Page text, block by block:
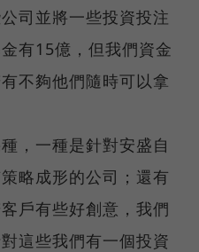
司並將一些投資投注
有15億，但我們資金
不夠他們隨時可以拿
，一種是針對安盛自
略成形的公司；還有
戶有些好創意，我們
這些我們有一個投資